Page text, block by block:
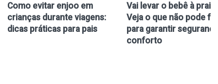
Como evitar enjoo em
crianças durante viagens:
dicas práticas para pais
Vai levar o bebê à
Veja o que não pode
para garantir
conforto